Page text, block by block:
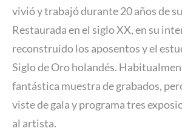
vivió y trabajó durante 20 años de
Restaurada en el siglo XX, en su
reconstruido los aposentos y el
Siglo de Oro holandés.
fantástica muestra de grabados,
viste de gala y programa tres
al artista.